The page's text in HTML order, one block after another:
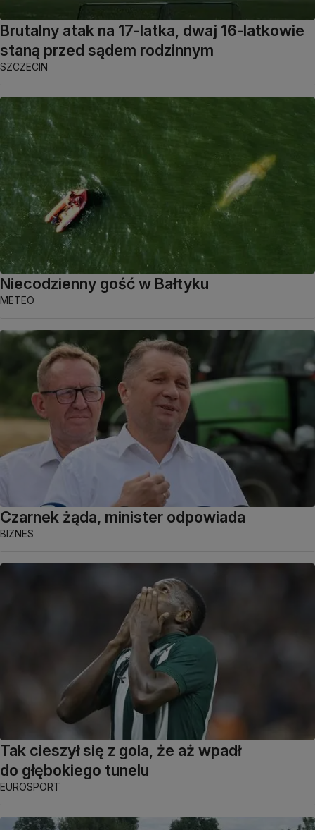
Brutalny atak na 17-latka, dwaj 16-latkowie
staną przed sądem rodzinnym
SZCZECIN
Niecodzienny gość w Bałtyku
METEO
Czarnek żąda, minister odpowiada
BIZNES
Tak cieszył się z gola, że aż wpadł
do głębokiego tunelu
EUROSPORT